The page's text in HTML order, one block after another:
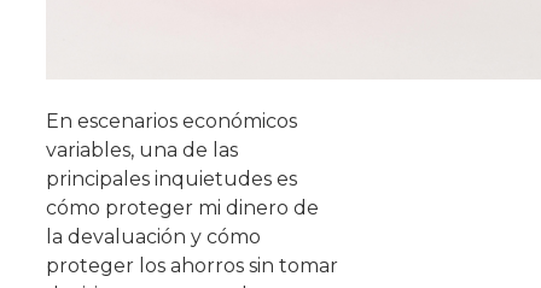
En escenarios económicos
variables, una de las
principales inquietudes es
cómo proteger mi dinero de
la devaluación y cómo
proteger los ahorros sin tomar